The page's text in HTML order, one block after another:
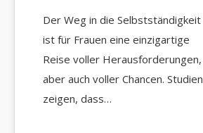
Der Weg in die Selbstständigkeit
ist für Frauen eine einzigartige
Reise voller Herausforderungen,
aber auch voller Chancen. Studien
zeigen, dass…